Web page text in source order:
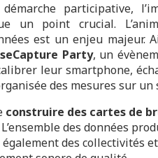
participative,
un point crucial.
est un enjeu majeur.
Party, un
leur smartphone,
des mesures sur un
construire des cartes de
L’ensemble des données
des collectivités